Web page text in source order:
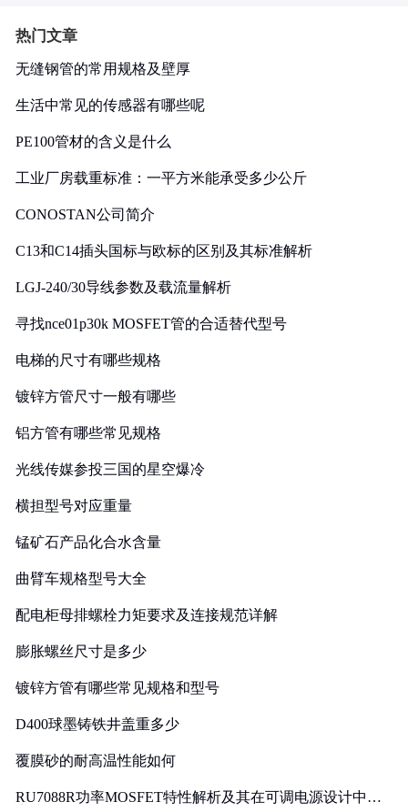
热门文章
无缝钢管的常用规格及壁厚
生活中常见的传感器有哪些呢
PE100管材的含义是什么
工业厂房载重标准：一平方米能承受多少公斤
CONOSTAN公司简介
C13和C14插头国标与欧标的区别及其标准解析
LGJ-240/30导线参数及载流量解析
寻找nce01p30k MOSFET管的合适替代型号
电梯的尺寸有哪些规格
镀锌方管尺寸一般有哪些
铝方管有哪些常见规格
光线传媒参投三国的星空爆冷
横担型号对应重量
锰矿石产品化合水含量
曲臂车规格型号大全
配电柜母排螺栓力矩要求及连接规范详解
膨胀螺丝尺寸是多少
镀锌方管有哪些常见规格和型号
D400球墨铸铁井盖重多少
覆膜砂的耐高温性能如何
RU7088R功率MOSFET特性解析及其在可调电源设计中的